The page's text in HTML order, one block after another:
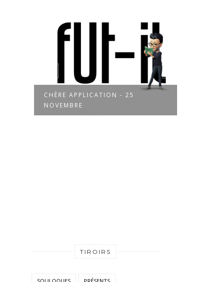
CHÈRE APPLICATION - 23
NOVEMBRE
TIROIRS